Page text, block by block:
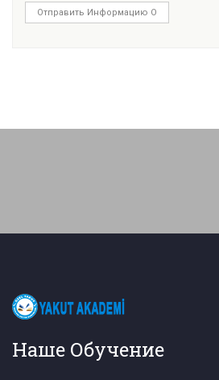
Отправить Информацию О
Наше Обучение